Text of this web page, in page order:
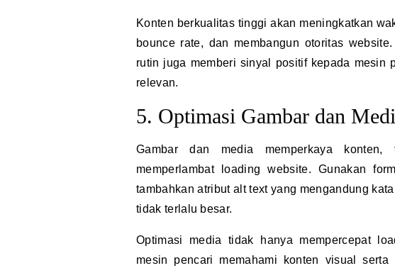
Konten berkualitas tinggi akan meningkatkan
bounce rate, dan membangun otoritas
rutin juga memberi sinyal positif kepada mesin
relevan.
5. Optimasi Gambar dan
Gambar dan media memperkaya
memperlambat loading website. Gunakan
tambahkan atribut alt text yang mengandung
tidak terlalu besar.
Optimasi media tidak hanya mempercepat
mesin pencari memahami konten visual serta